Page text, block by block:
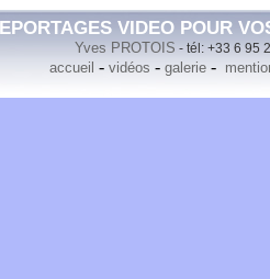
VIDEO POUR
Yves PROTOIS - tél: +33 6 95
accueil - vidéos - galerie-